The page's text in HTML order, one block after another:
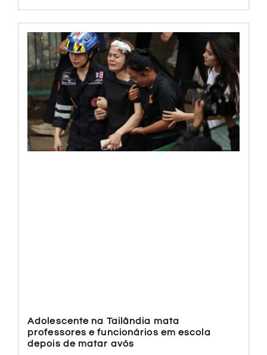
Adolescente na Tailândia mata
professores e funcionários em escola
depois de matar avós